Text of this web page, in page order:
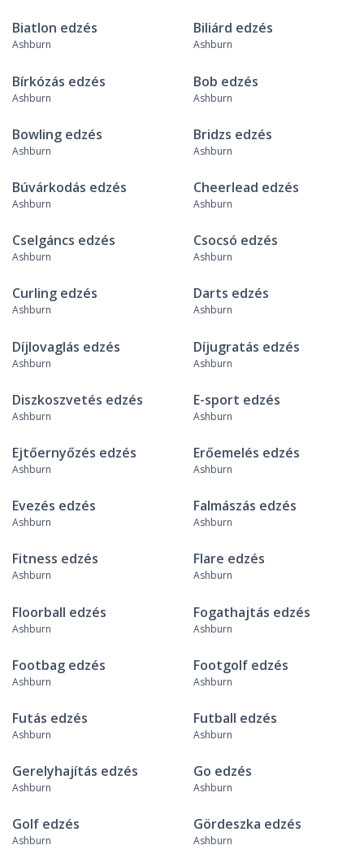
Biatlon edzés
Ashburn
Biliárd edzés
Ashburn
Bírkózás edzés
Ashburn
Bob edzés
Ashburn
Bowling edzés
Ashburn
Bridzs edzés
Ashburn
Búvárkodás edzés
Ashburn
Cheerlead edzés
Ashburn
Cselgáncs edzés
Ashburn
Csocsó edzés
Ashburn
Curling edzés
Ashburn
Darts edzés
Ashburn
Díjlovaglás edzés
Ashburn
Díjugratás edzés
Ashburn
Diszkoszvetés edzés
Ashburn
E-sport edzés
Ashburn
Ejtőernyőzés edzés
Ashburn
Erőemelés edzés
Ashburn
Evezés edzés
Ashburn
Falmászás edzés
Ashburn
Fitness edzés
Ashburn
Flare edzés
Ashburn
Floorball edzés
Ashburn
Fogathajtás edzés
Ashburn
Footbag edzés
Ashburn
Footgolf edzés
Ashburn
Futás edzés
Ashburn
Futball edzés
Ashburn
Gerelyhajítás edzés
Ashburn
Go edzés
Ashburn
Golf edzés
Ashburn
Gördeszka edzés
Ashburn